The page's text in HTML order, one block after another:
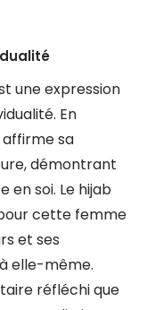
une expression
En
affirme sa
démontrant
en soi. Le hijab
cette femme
et ses
elle-même.
réfléchi que